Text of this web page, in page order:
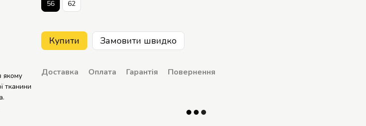
якому
тканини
56 62
Купити Замовити швидко
Доставка Оплата Гарантія Повернення